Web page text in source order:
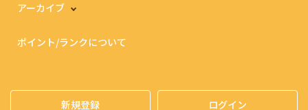
アーカイブ
ポイント/ランクについて
新規登録 ログイン